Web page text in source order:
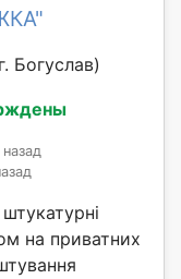
Богуслав)
на приватних